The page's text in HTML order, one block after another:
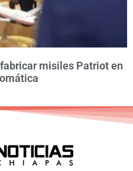
misiles Patriot en